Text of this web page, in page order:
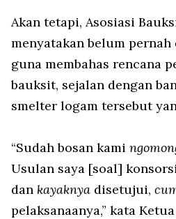
Akan tetapi, Asosiasi
menyatakan belum
guna membahas rencana
bauksit, sejalan dengan
smelter logam tersebut
“Sudah bosan kami
Usulan saya [soal]
dan kayaknya disetujui,
pelaksanaanya,” kata